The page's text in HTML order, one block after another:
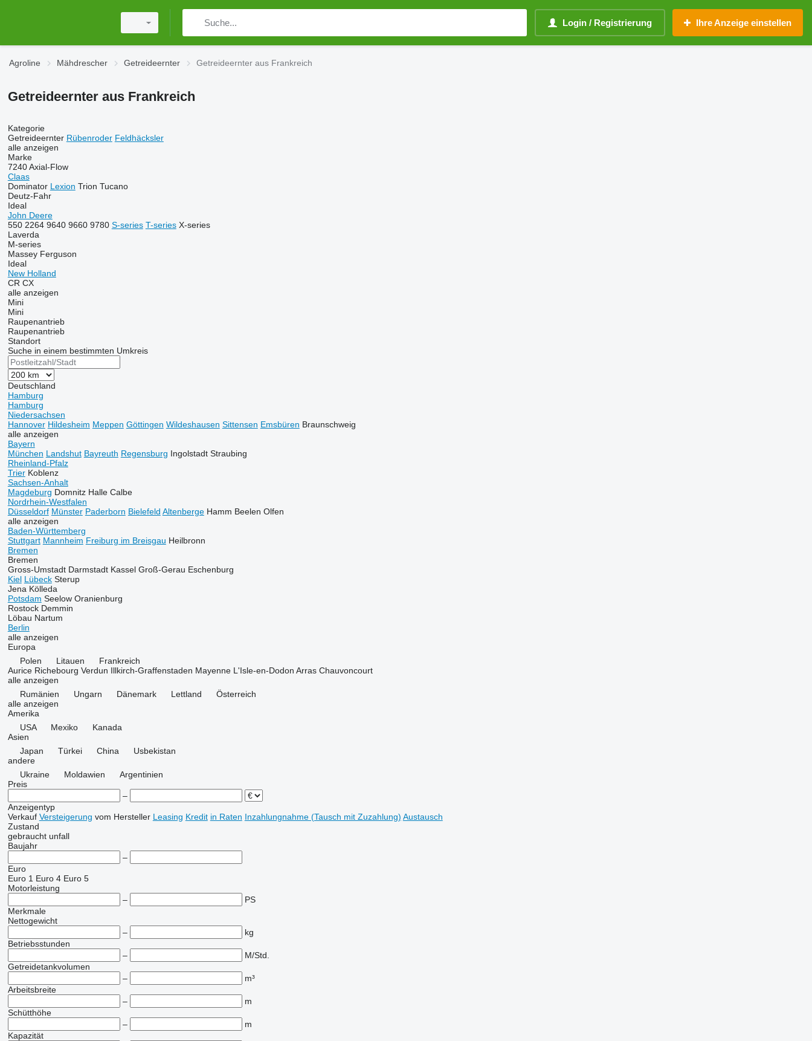
Login / Registrierung Ihre Anzeige einstellen
Agroline Mähdrescher Getreideernter Getreideernter aus Frankreich
Getreideernter aus Frankreich
Kategorie
Getreideernter Rübenroder Feldhäcksler
alle anzeigen
Marke
7240 Axial-Flow
Claas
Dominator Lexion Trion Tucano
Deutz-Fahr
Ideal
John Deere
550 2264 9640 9660 9780 S-series T-series X-series
Laverda
M-series
Massey Ferguson
Ideal
New Holland
CR CX
alle anzeigen
Mini
Mini
Raupenantrieb
Raupenantrieb
Standort
Suche in einem bestimmten Umkreis
Deutschland
Hamburg
Hamburg
Niedersachsen
Hannover Hildesheim Meppen Göttingen Wildeshausen Sittensen Emsbüren Braunschweig
alle anzeigen
Bayern
München Landshut Bayreuth Regensburg Ingolstadt Straubing
Rheinland-Pfalz
Trier Koblenz
Sachsen-Anhalt
Magdeburg Domnitz Halle Calbe
Nordrhein-Westfalen
Düsseldorf Münster Paderborn Bielefeld Altenberge Hamm Beelen Olfen
alle anzeigen
Baden-Württemberg
Stuttgart Mannheim Freiburg im Breisgau Heilbronn
Bremen
Bremen
Gross-Umstadt Darmstadt Kassel Groß-Gerau Eschenburg
Kiel Lübeck Sterup
Jena Kölleda
Potsdam Seelow Oranienburg
Rostock Demmin
Löbau Nartum
Berlin
alle anzeigen
Europa
Polen
Litauen
Frankreich
Aurice Richebourg Verdun Illkirch-Graffenstaden Mayenne L'Isle-en-Dodon Arras Chauvoncourt
alle anzeigen
Rumänien
Ungarn Dänemark Lettland
Österreich
alle anzeigen
Amerika
USA
Mexiko
Kanada
Asien
Japan
Türkei China
Usbekistan
andere
Ukraine
Moldawien
Argentinien
Preis
–
Anzeigentyp
Verkauf Versteigerung vom Hersteller Leasing Kredit in Raten Inzahlungnahme (Tausch mit Zuzahlung) Austausch
Zustand
gebraucht unfall
Baujahr
–
Euro
Euro 1 Euro 4 Euro 5
Motorleistung
–
PS
Merkmale
Nettogewicht
–
kg
Betriebsstunden
–
M/Std.
Getreidetankvolumen
–
m³
Arbeitsbreite
–
m
Schütthöhe
–
m
Kapazität